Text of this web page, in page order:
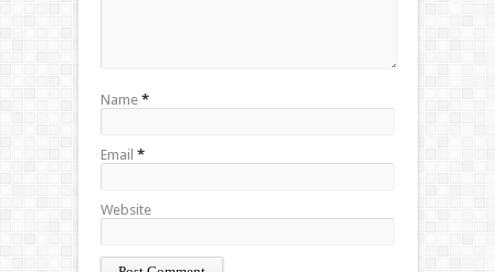
Name *
Email *
Website